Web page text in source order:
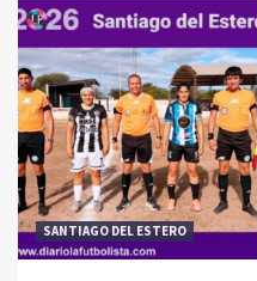
SANTIAGO DEL ESTERO